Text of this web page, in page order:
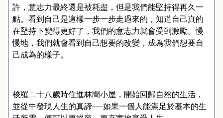
許，意志力最終還是被耗盡，但是我們能堅持得再久一
點。看到自己是這樣一步一步走過來的，知道自己真的
在堅持下變得更好了，我們的意志力就會受到激勵。慢
慢地，我們就會看到自己想要的改變，成為我們想要自
己成為的樣子。
梭羅二十八歲時住進林間小屋，開始回歸自然的生活，
並從中發現人生的真諦──如果一個人能滿足於基本的生